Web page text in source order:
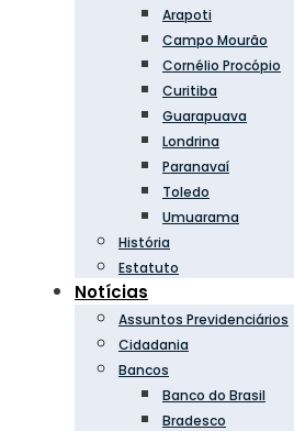
Arapoti
Campo Mourão
Cornélio Procópio
Curitiba
Guarapuava
Londrina
Paranavaí
Toledo
Umuarama
História
Estatuto
Notícias
Assuntos Previdenciários
Cidadania
Bancos
Banco do Brasil
Bradesco